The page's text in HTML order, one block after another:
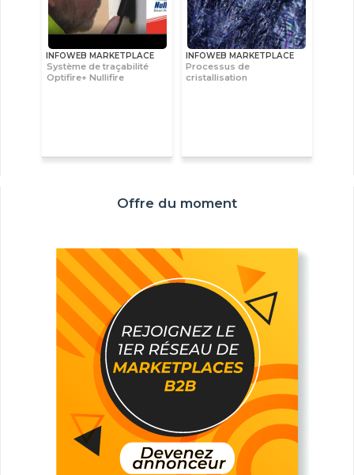
INFOWEB MARKETPLACE
Système de traçabilité
Optifire+ Nullifire
INFOWEB MARKETPLACE
Processus de
cristallisation
Offre du moment